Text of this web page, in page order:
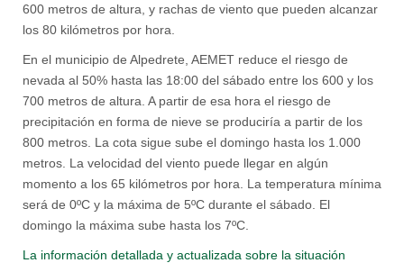
600 metros de altura, y rachas de viento que pueden alcanzar
los 80 kilómetros por hora.
En el municipio de Alpedrete, AEMET reduce el riesgo de
nevada al 50% hasta las 18:00 del sábado entre los 600 y los
700 metros de altura. A partir de esa hora el riesgo de
precipitación en forma de nieve se produciría a partir de los
800 metros. La cota sigue sube el domingo hasta los 1.000
metros. La velocidad del viento puede llegar en algún
momento a los 65 kilómetros por hora. La temperatura mínima
será de 0ºC y la máxima de 5ºC durante el sábado. El
domingo la máxima sube hasta los 7ºC.
La información detallada y actualizada sobre la situación